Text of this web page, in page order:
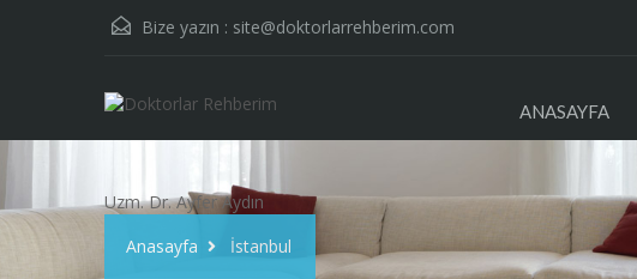
Bize yazın : site@doktorlarrehberim.com
ANASAYFA
Uzm. Dr. Ayfer Aydın
Anasayfa
İstanbul